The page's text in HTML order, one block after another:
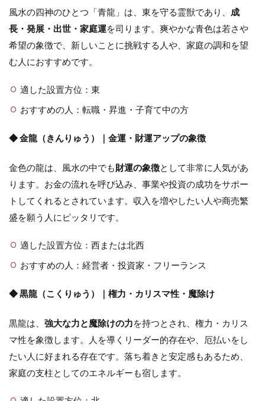
風水の四神のひとつ「青龍」は、東を守る霊獣であり、 成
長・発展・出世・家庭運を司ります。爽やかな青色は若さや
希望の象徴で、新しいことに挑戦する人や、家庭の調和を望
む人におすすめです。
適した設置方位：東
おすすめの人：転職・昇進・子育て中の方
◆ 金龍（きんりゅう）｜金運・財運アップの象徴
金色の龍は、風水の中でも財運の象徴として非常に人気があ
ります。お金の流れを呼び込み、事業や投資の成功をサポー
トしてくれるとされています。収入を増やしたい人や商売繁
盛を願う人にピッタリです。
適した設置方位：西または北西
おすすめの人：経営者・投資家・フリーランス
◆ 黒龍（こくりゅう）｜権力・カリスマ性・魔除け
黒龍は、 強大な力と魔除けの力を持つとされ、権力・カリス
マ性を象徴します。人を導くリーダー的存在や、厄払いをし
たい人に好まれる存在です。落ち着きと安定感もあるため、
家庭の支柱としてのエネルギーも宿します。